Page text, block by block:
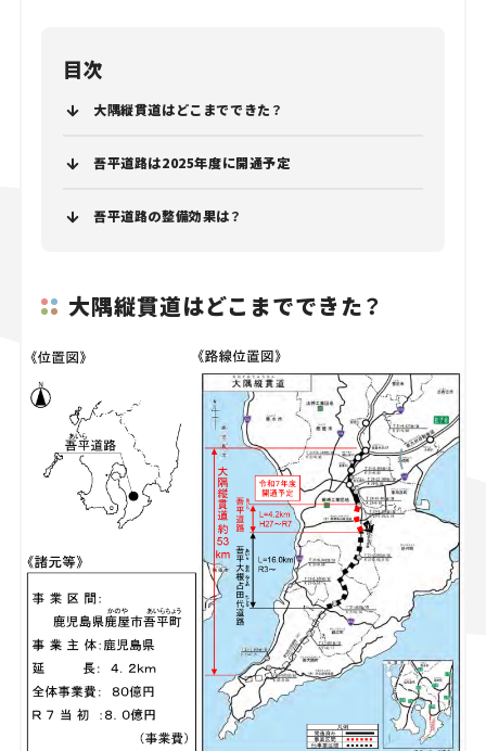
目次
大隅縦貫道はどこまでできた？
吾平道路は2025年度に開通予定
吾平道路の整備効果は？
大隅縦貫道はどこまでできた？